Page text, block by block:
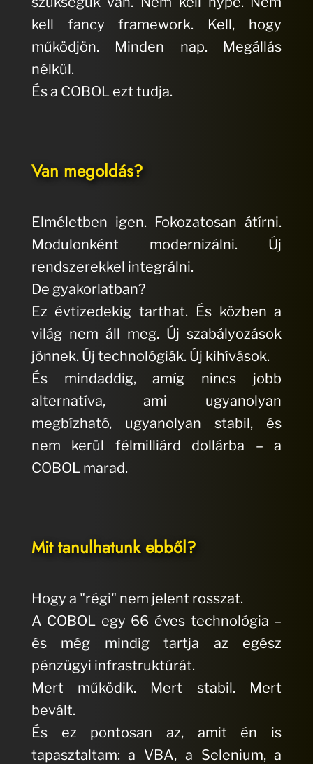
kell fancy framework. Kell, hogy
működjön. Minden nap. Megállás
nélkül.
És a COBOL ezt tudja.
Van megoldás?
Elméletben igen. Fokozatosan átírni.
Modulonként modernizálni. Új
rendszerekkel integrálni.
De gyakorlatban?
Ez évtizedekig tarthat. És közben a
világ nem áll meg. Új szabályozások
jönnek. Új technológiák. Új kihívások.
És mindaddig, amíg nincs jobb
alternatíva, ami ugyanolyan
megbízható, ugyanolyan stabil, és
nem kerül félmilliárd dollárba – a
COBOL marad.
Mit tanulhatunk ebből?
Hogy a "régi" nem jelent rosszat.
A COBOL egy 66 éves technológia –
és még mindig tartja az egész
pénzügyi infrastruktúrát.
Mert működik. Mert stabil. Mert
bevált.
És ez pontosan az, amit én is
tapasztaltam: a VBA, a Selenium, a